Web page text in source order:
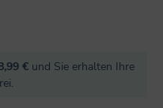
€ und Sie erhalten Ihre